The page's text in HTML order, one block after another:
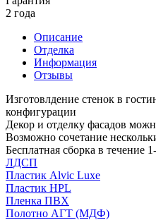
2 года
Описание
Отделка
Информация
Отзывы
Изготовлдение стенок в
конфигурации
Декор и отделку фасадов
Возможно сочетание
Бесплатная сборка в течение
ЛДСП
Пластик Alvic Luxe
Пластик HPL
Пленка ПВХ
Полотно АГТ (МДФ)